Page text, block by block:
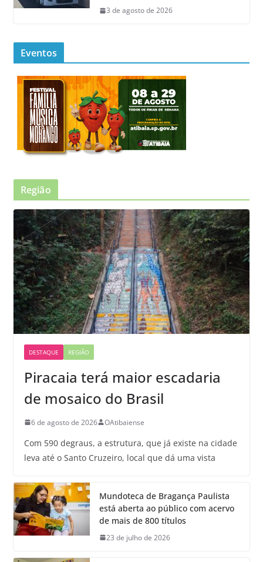
3 de agosto de 2026
Eventos
Região
DESTAQUE REGIÃO
Piracaia terá maior escadaria
de mosaico do Brasil
6 de agosto de 2026 OAtibaiense
Com 590 degraus, a estrutura, que já existe na cidade
leva até o Santo Cruzeiro, local que dá uma vista
Mundoteca de Bragança Paulista
está aberta ao público com acervo
de mais de 800 títulos
23 de julho de 2026